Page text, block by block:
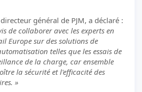
général de PJM, a déclaré :
de collaborer avec les experts en
Europe sur des solutions de
telles que les essais de
de la charge, car ensemble
la sécurité et l'efficacité des
»